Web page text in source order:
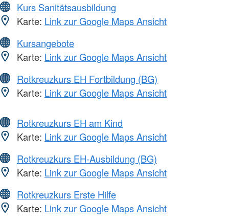
Kurs Sanitätsausbildung
Karte: Link zur Google Maps Ansicht
Kursangebote
Karte: Link zur Google Maps Ansicht
Rotkreuzkurs EH Fortbildung (BG)
Karte: Link zur Google Maps Ansicht
Rotkreuzkurs EH am Kind
Karte: Link zur Google Maps Ansicht
Rotkreuzkurs EH-Ausbildung (BG)
Karte: Link zur Google Maps Ansicht
Rotkreuzkurs Erste Hilfe
Karte: Link zur Google Maps Ansicht